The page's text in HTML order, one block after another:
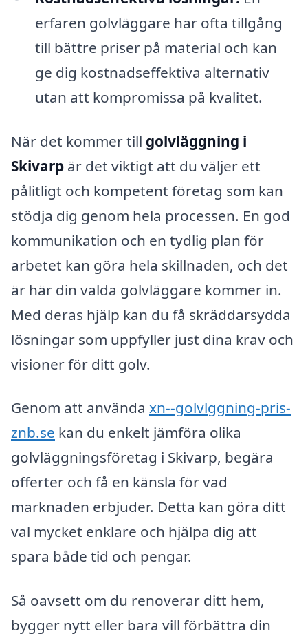
erfaren golvläggare har ofta tillgång
till bättre priser på material och kan
ge dig kostnadseffektiva alternativ
utan att kompromissa på kvalitet.
När det kommer till golvläggning i
Skivarp är det viktigt att du väljer ett
pålitligt och kompetent företag som kan
stödja dig genom hela processen. En god
kommunikation och en tydlig plan för
arbetet kan göra hela skillnaden, och det
är här din valda golvläggare kommer in.
Med deras hjälp kan du få skräddarsydda
lösningar som uppfyller just dina krav och
visioner för ditt golv.
Genom att använda xn--golvlggning-pris-
znb.se kan du enkelt jämföra olika
golvläggningsföretag i Skivarp, begära
offerter och få en känsla för vad
marknaden erbjuder. Detta kan göra ditt
val mycket enklare och hjälpa dig att
spara både tid och pengar.
Så oavsett om du renoverar ditt hem,
bygger nytt eller bara vill förbättra din